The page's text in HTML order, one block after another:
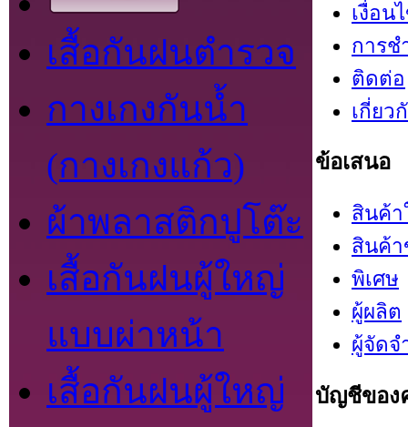
เสื้อกันฝนตำรวจ
กางเกงกันน้ำ
(กางเกงแก้ว)
ผ้าพลาสติกปูโต๊ะ
เสื้อกันฝนผู้ใหญ่
แบบผ่าหน้า
เสื้อกันฝนผู้ใหญ่
เงื่อน
การช
ติดต่อ
เกี่ยว
ข้อเสนอ
สินค้า
สินค้
พิเศษ
ผู้ผลิต
ผู้จัดจ
บัญชีขอ